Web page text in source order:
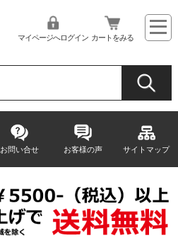
マイページへログイン カートをみる
お問い合せ お客様の声 サイトマップ